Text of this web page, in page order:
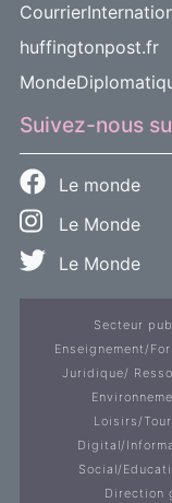
huffingtonpost.fr
Suivez-nous
Le monde
Le Monde
Le Monde
Secteur
Enseignement/
Juridique/
Loisirs/
Digital/
Social/
Direction